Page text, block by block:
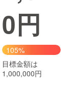
Creation
ミュニティ
0円
105%
目標金額は
1,000,000円